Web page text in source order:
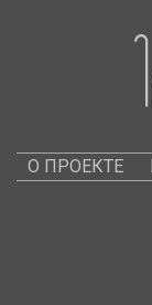
О ПРОЕКТЕ